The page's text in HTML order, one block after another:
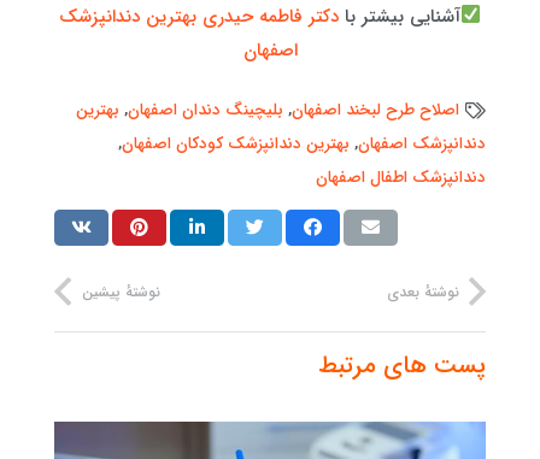
آشنایی بیشتر بادکتر فاطمه حیدری بهترین دندانپزشک
اصفهان
اصلاح طرح لبخند اصفهان, بلیچینگ دندان اصفهان, بهترین
دندانپزشک اصفهان, بهترین دندانپزشک کودکان اصفهان,
دندانپزشک اطفال اصفهان
نوشتهٔ پیشین نوشتهٔ بعدی
پست های مرتبط